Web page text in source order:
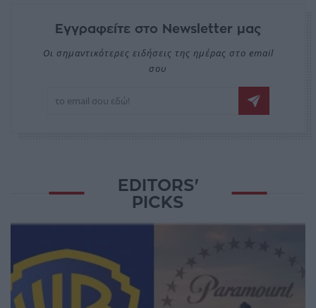
Εγγραφείτε στο Newsletter μας
Οι σημαντικότερες ειδήσεις της ημέρας στο email
σου
EDITORS'
PICKS